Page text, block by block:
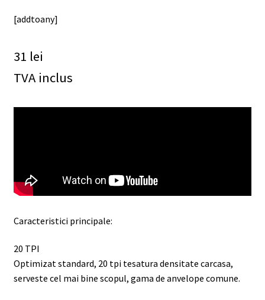
[addtoany]
31 lei
TVA inclus
Caracteristici principale:
20 TPI
Optimizat standard, 20 tpi tesatura densitate carcasa,
serveste cel mai bine scopul, gama de anvelope comune.